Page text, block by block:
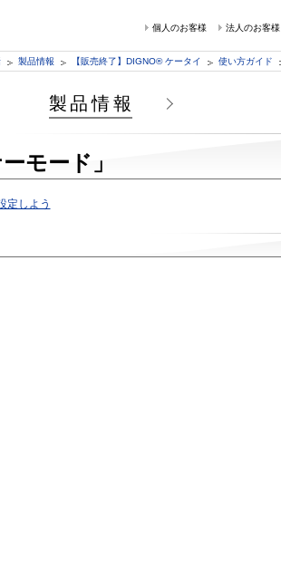
個人のお客様 法人のお客様
製品情報 【販売終了】DIGNO® ケータイ 使い方ガイド
製品情報
モード」
定しよう